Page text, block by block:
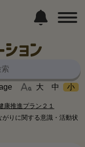
ョン
大 中 小
康推進プラン２１
りに関する意識・活動状